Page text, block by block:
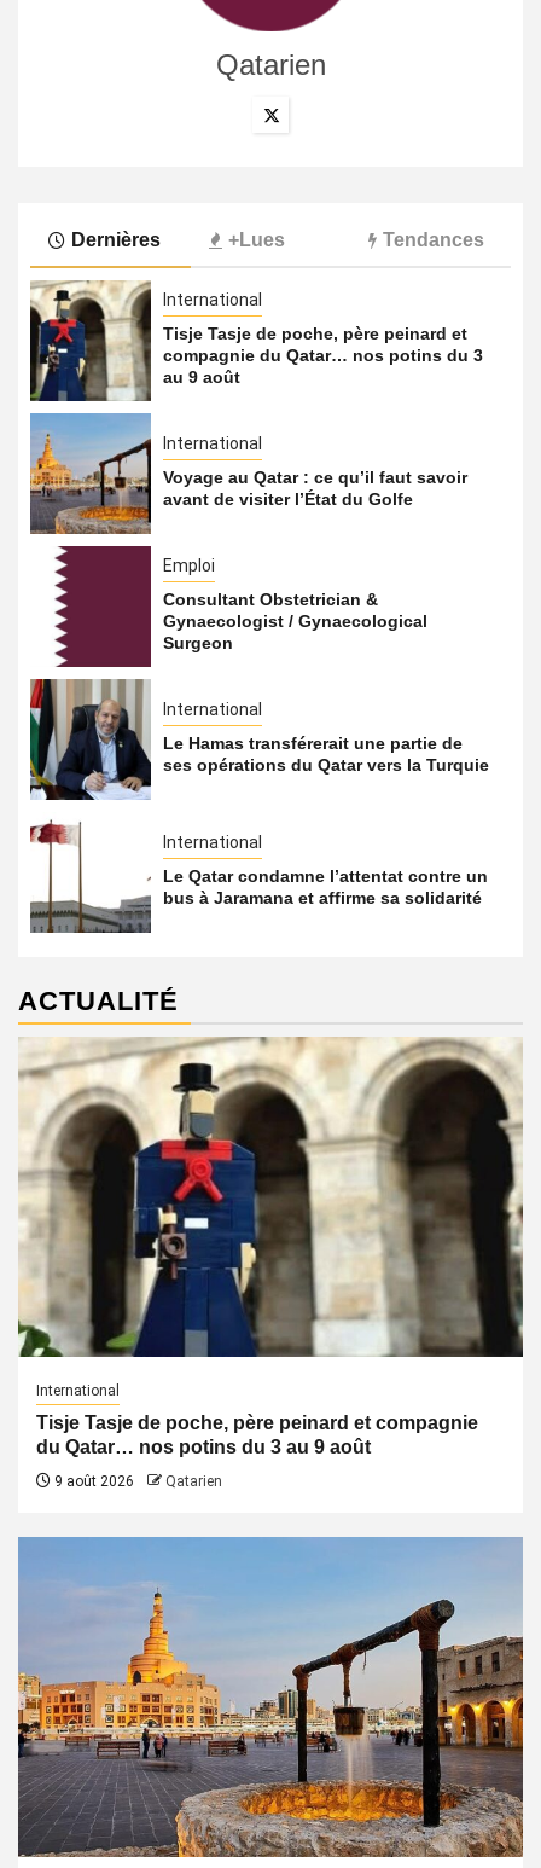
Qatarien
Dernières +Lues Tendances
International
Tisje Tasje de poche, père peinard et
compagnie du Qatar… nos potins du 3
au 9 août
International
Voyage au Qatar : ce qu’il faut savoir
avant de visiter l’État du Golfe
Emploi
Consultant Obstetrician &
Gynaecologist / Gynaecological
Surgeon
International
Le Hamas transférerait une partie de
ses opérations du Qatar vers la Turquie
International
Le Qatar condamne l’attentat contre un
bus à Jaramana et affirme sa solidarité
ACTUALITÉ
International
Tisje Tasje de poche, père peinard et compagnie
du Qatar… nos potins du 3 au 9 août
9 août 2026 Qatarien